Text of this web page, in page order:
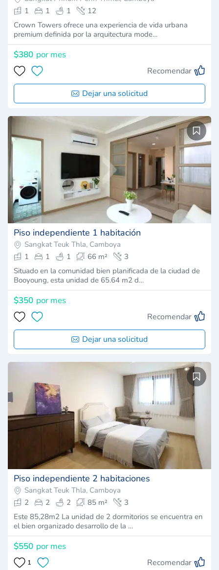
1
1 1
12
Crown Towers ofrece una experiencia de vida urbana
premium definida por la arquitectura mode…
$380 por mes
Recomendar
Dejar una solicitud
Piso independiente 1 habitación
Sangkat Teuk Thla, Camboya
1
1 1 66 m²
3
Situado en la comunidad bien planificada de la ciudad de
Booyoung, esta unidad de 65.64 m2 d…
$350 por mes
Recomendar
Dejar una solicitud
Piso independiente 2 habitaciones
Sangkat Teuk Thla, Camboya
2
2 2 85 m²
3
Este 85,28m2 La unidad de 2 dormitorios se encuentra en
el bien organizado desarrollo de la …
$550 por mes
1 Recomendar